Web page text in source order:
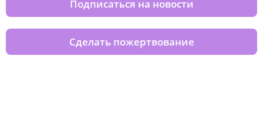
Подписаться на новости
Сделать пожертвование